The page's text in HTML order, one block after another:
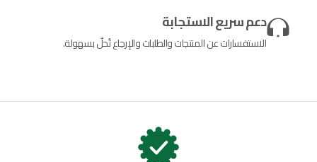
دعم سريع الاستجابة
الاستفسارات عن المنتجات والطلبات والإرجاع تُحلّ بسهولة.